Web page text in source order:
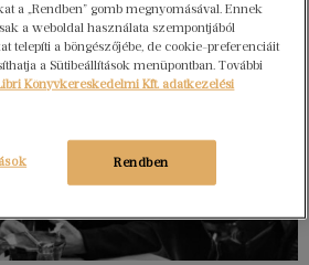
a „Rendben” gomb megnyomásával. Ennek
a weboldal használata szempontjából
telepíti a böngészőjébe, de cookie-preferenciáit
a Sütibeállítások menüpontban. További
Könyvkereskedelmi Kft. adatkezelési
Rendben